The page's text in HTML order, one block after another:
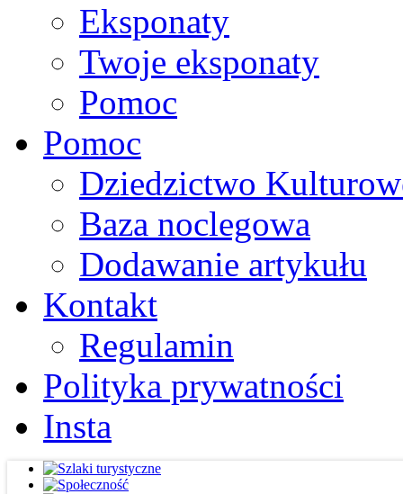
Eksponaty
Twoje eksponaty
Pomoc
Pomoc
Dziedzictwo
Baza noclegowa
Dodawanie artykułu
Kontakt
Regulamin
Polityka prywatności
Insta